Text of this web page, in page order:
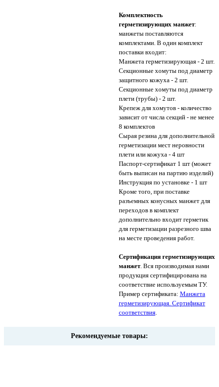
Комплектность
герметизирующих манжет:
манжеты поставляются
комплектами. В один комплект
поставки входит:
Манжета герметизирующая - 2 шт.
Секционные хомуты под диаметр
защитного кожуха - 2 шт.
Секционные хомуты под диаметр
плети (трубы) - 2 шт.
Крепеж для хомутов - количество
зависит от числа секций - не менее
8 комплектов
Сырая резина для дополнительной
герметизации мест неровности
плети или кожуха - 4 шт
Паспорт-сертификат 1 шт (может
быть выписан на партию изделий)
Инструкция по установке - 1 шт
Кроме того, при поставке
разъемных конусных манжет для
переходов в комплект
дополнительно входит герметик
для герметизации разрезного шва
на месте проведения работ.
Сертификация герметизирующих
манжет. Вся производимая нами
продукция сертифицирована на
соответствие используемым ТУ.
Пример сертификата: Манжета
герметизирующая. Сертификат
соответствия.
Рекомендуемые товары: